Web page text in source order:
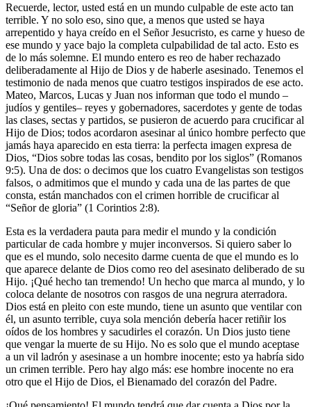
Recuerde, lector, usted está en un mundo culpable de este acto tan
terrible. Y no solo eso, sino que, a menos que usted se haya
arrepentido y haya creído en el Señor Jesucristo, es carne y hueso de
ese mundo y yace bajo la completa culpabilidad de tal acto. Esto es
de lo más solemne. El mundo entero es reo de haber rechazado
deliberadamente al Hijo de Dios y de haberle asesinado. Tenemos el
testimonio de nada menos que cuatro testigos inspirados de ese acto.
Mateo, Marcos, Lucas y Juan nos informan que todo el mundo –
judíos y gentiles– reyes y gobernadores, sacerdotes y gente de todas
las clases, sectas y partidos, se pusieron de acuerdo para crucificar al
Hijo de Dios; todos acordaron asesinar al único hombre perfecto que
jamás haya aparecido en esta tierra: la perfecta imagen expresa de
Dios, “Dios sobre todas las cosas, bendito por los siglos” (Romanos
9:5). Una de dos: o decimos que los cuatro Evangelistas son testigos
falsos, o admitimos que el mundo y cada una de las partes de que
consta, están manchados con el crimen horrible de crucificar al
“Señor de gloria” (1 Corintios 2:8).
Esta es la verdadera pauta para medir el mundo y la condición
particular de cada hombre y mujer inconversos. Si quiero saber lo
que es el mundo, solo necesito darme cuenta de que el mundo es lo
que aparece delante de Dios como reo del asesinato deliberado de su
Hijo. ¡Qué hecho tan tremendo! Un hecho que marca al mundo, y lo
coloca delante de nosotros con rasgos de una negrura aterradora.
Dios está en pleito con este mundo, tiene un asunto que ventilar con
él, un asunto terrible, cuya sola mención debería hacer retiñir los
oídos de los hombres y sacudirles el corazón. Un Dios justo tiene
que vengar la muerte de su Hijo. No es solo que el mundo aceptase
a un vil ladrón y asesinase a un hombre inocente; esto ya habría sido
un crimen terrible. Pero hay algo más: ese hombre inocente no era
otro que el Hijo de Dios, el Bienamado del corazón del Padre.